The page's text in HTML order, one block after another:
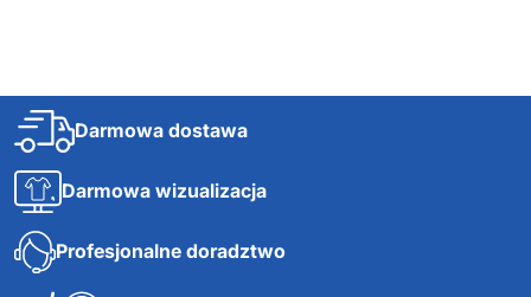
Darmowa dostawa
Darmowa wizualizacja
Profesjonalne doradztwo